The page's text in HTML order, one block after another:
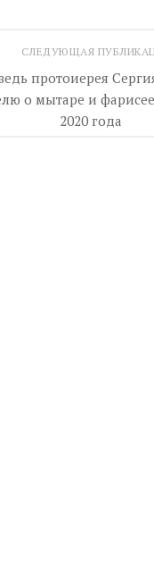
СЛЕДУЮЩАЯ
протоиерея
о мытаре и
2020 года